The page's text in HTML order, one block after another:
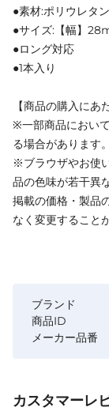
●素材:ポリウレタ
●サイズ:【幅】
●ロング対応
●1本入り
【商品の購入にあ
※一部商品におい
る場合があります。
※ブラウザやお使
品の色味が若干異
掲載の価格・製品
なく変更すること
ブランド
商品ID
メーカー品番
カスタマーレ